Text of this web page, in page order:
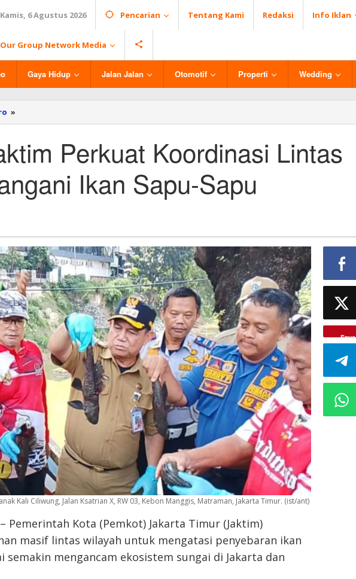
Kamis, 6 Agustus 2026 Pencarian Tentang Kami Redaksi Info Iklan
Our Group Network Media
Gaya Hidup Jalan Jalan Otomotif Properti Wedding
»
Jaktim
Koordinasi
Lintas
Tangani
Ikan
Sapu-
Perkuat Koordinasi Lintas
Ikan Sapu-Sapu
Kali Ciliwung, Jalan Ksatrian X, RW 03, Kebon Manggis, Matraman, Jakarta Timur. (ist/ant)
– Pemerintah Kota (Pemkot) Jakarta Timur (Jaktim)
masif lintas wilayah untuk mengatasi penyebaran ikan
semakin mengancam ekosistem sungai di Jakarta dan
Save